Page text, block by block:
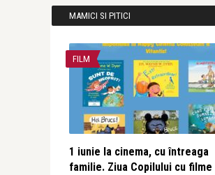
MAMICI SI PITICI
FILM
1 iunie la cinema, cu întreaga
familie. Ziua Copilului cu filme